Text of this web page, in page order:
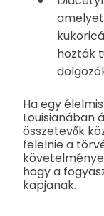
hozták
Ha egy
Louisianában
összetevők
felelnie a
hogy a
kapjanak.